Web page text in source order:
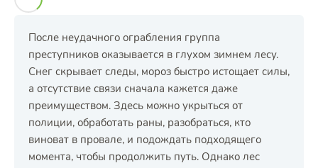
После неудачного ограбления группа
преступников оказывается в глухом зимнем лесу.
Снег скрывает следы, мороз быстро истощает силы,
а отсутствие связи сначала кажется даже
преимуществом. Здесь можно укрыться от
полиции, обработать раны, разобраться, кто
виноват в провале, и подождать подходящего
момента, чтобы продолжить путь. Однако лес